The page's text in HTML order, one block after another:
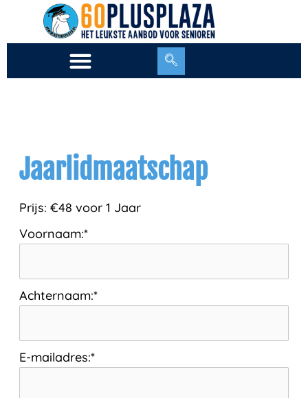
de
Jaarlidmaatschap
Prijs: €48 voor 1 Jaar
Voornaam:*
Achternaam:*
E-mailadres:*